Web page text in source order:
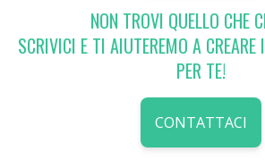
NON TROVI QUELLO CHE
SCRIVICI E TI AIUTEREMO A CREARE
PER TE!
CONTATTACI